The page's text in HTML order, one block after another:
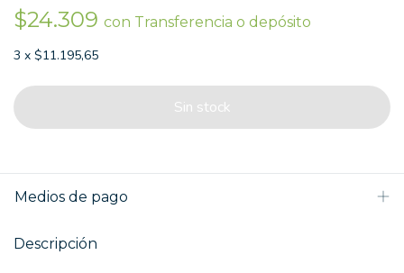
$24.309 con Transferencia o depósito
3 x $11.195,65
Medios de pago
Descripción